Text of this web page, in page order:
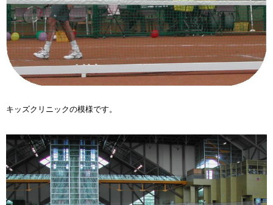
キッズクリニックの模様です。